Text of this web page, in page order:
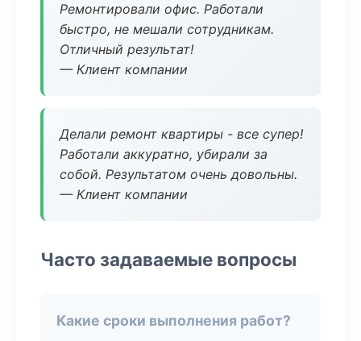
Ремонтировали офис. Работали
быстро, не мешали сотрудникам.
Отличный результат!
— Клиент компании
Делали ремонт квартиры - все супер!
Работали аккуратно, убирали за
собой. Результатом очень довольны.
— Клиент компании
Часто задаваемые вопросы
Какие сроки выполнения работ?